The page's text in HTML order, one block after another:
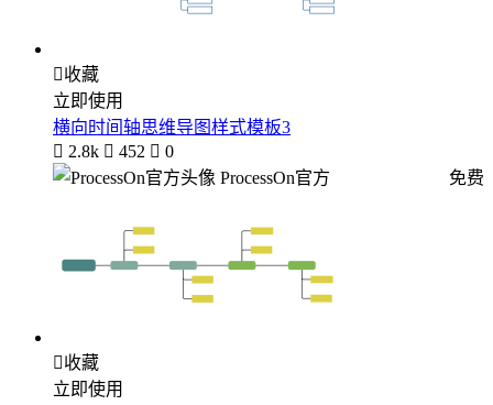
收藏
立即使用
横向时间轴思维导图样式模板3
 2.8k  452  0
ProcessOn官方
免费
收藏
立即使用